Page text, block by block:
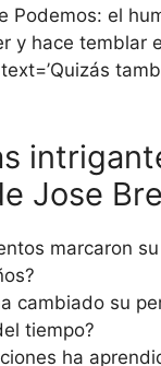
Podemos: el
y hace temblar
Jose
marcaron
cambiado su
tiempo?
ha